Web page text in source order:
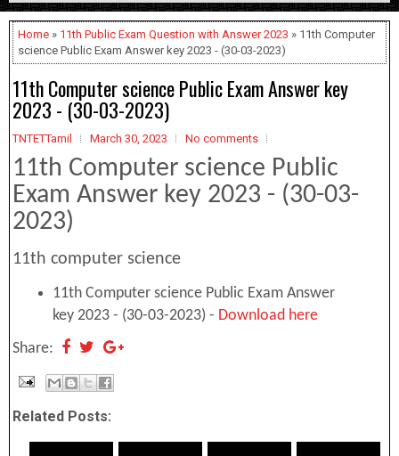
Home » 11th Public Exam Question with Answer 2023 » 11th Computer
science Public Exam Answer key 2023 - (30-03-2023)
11th Computer science Public Exam Answer key
2023 - (30-03-2023)
TNTETTamil March 30, 2023 No comments
11th Computer science Public
Exam Answer key 2023 - (30-03-
2023)
11th computer science
11th Computer science Public Exam Answer
key 2023 - (30-03-2023) - Download here
Share:
Related Posts: